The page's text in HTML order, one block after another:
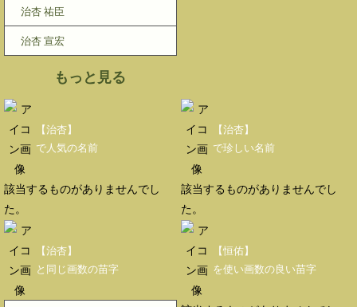
治杏 祐臣
治杏 宣宏
もっと見る
【治杏】
で人気の名前
該当するものがありませんでし
た。
【治杏】
で珍しい名前
該当するものがありませんでし
た。
【治杏】
と同じ画数の苗字
【恒佑】
を使い画数の良い苗字